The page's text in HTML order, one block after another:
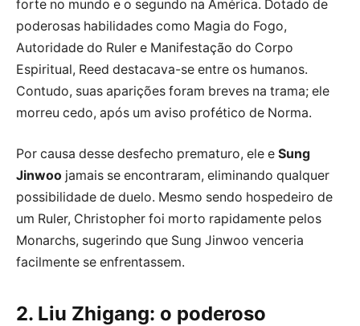
forte no mundo e o segundo na América. Dotado de
poderosas habilidades como Magia do Fogo,
Autoridade do Ruler e Manifestação do Corpo
Espiritual, Reed destacava-se entre os humanos.
Contudo, suas aparições foram breves na trama; ele
morreu cedo, após um aviso profético de Norma.
Por causa desse desfecho prematuro, ele e Sung
Jinwoo jamais se encontraram, eliminando qualquer
possibilidade de duelo. Mesmo sendo hospedeiro de
um Ruler, Christopher foi morto rapidamente pelos
Monarchs, sugerindo que Sung Jinwoo venceria
facilmente se enfrentassem.
2. Liu Zhigang: o poderoso